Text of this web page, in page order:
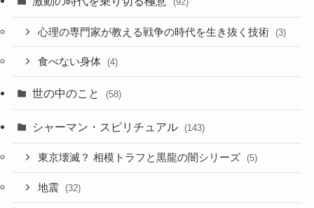
心理の専門家が教える戦争の時代を生き抜く技術 (3)
食べない身体 (4)
世の中のこと (58)
シャーマン・スピリチュアル (143)
東京壊滅？ 相模トラフと黒龍の闇シリーズ (5)
地震 (32)